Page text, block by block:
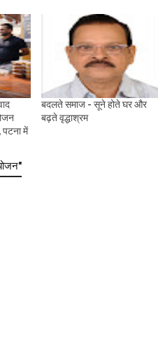
में
बदलते समाज - सूने होते घर और
बढ़ते वृद्धाश्रम